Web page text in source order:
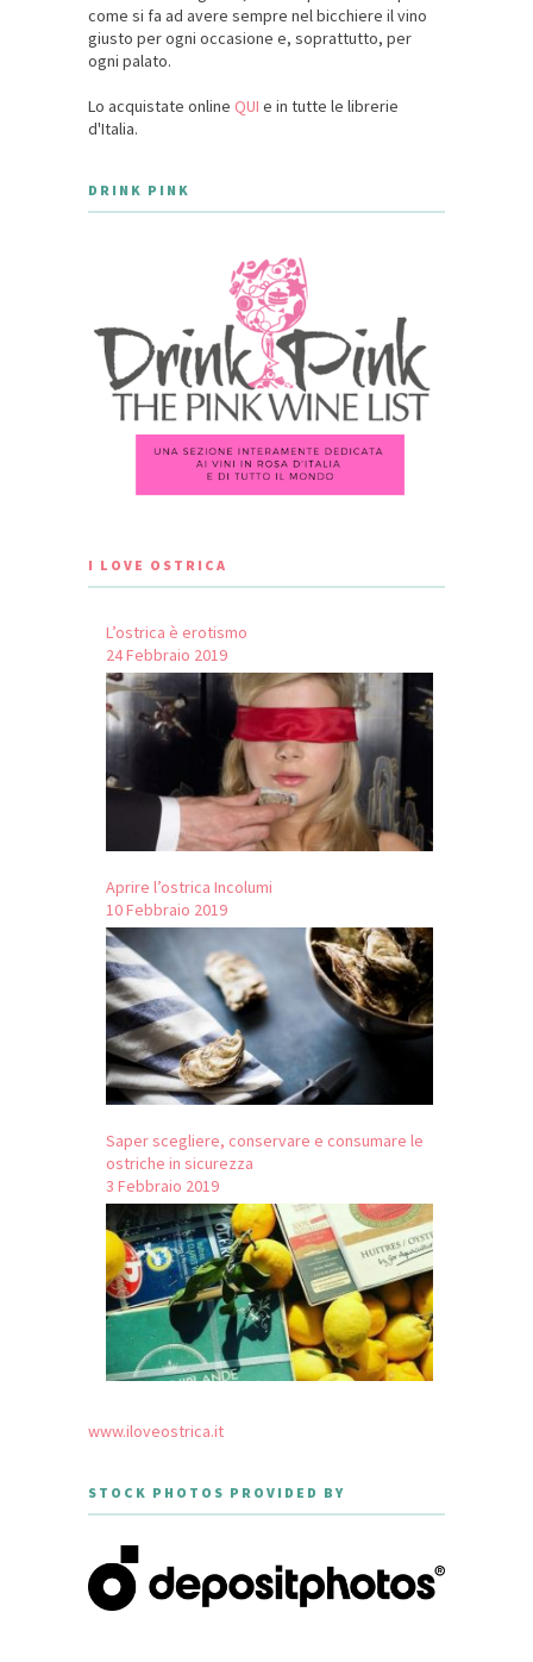
come si fa ad avere sempre nel bicchiere il vino
giusto per ogni occasione e, soprattutto, per
ogni palato.
Lo acquistate online QUI e in tutte le librerie
d'Italia.
DRINK PINK
I LOVE OSTRICA
L’ostrica è erotismo
24 Febbraio 2019
Aprire l’ostrica Incolumi
10 Febbraio 2019
Saper scegliere, conservare e consumare le
ostriche in sicurezza
3 Febbraio 2019
www.iloveostrica.it
STOCK PHOTOS PROVIDED BY